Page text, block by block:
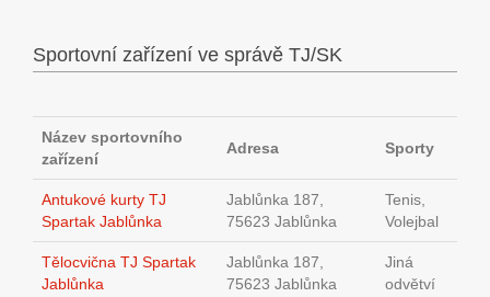
Sportovní zařízení ve správě TJ/SK
Název sportovního
zařízení
Adresa Sporty
Antukové kurty TJ
Spartak Jablůnka
Jablůnka 187,
75623 Jablůnka
Tenis,
Volejbal
Tělocvična TJ Spartak
Jablůnka
Jablůnka 187,
75623 Jablůnka
Jiná
odvětví